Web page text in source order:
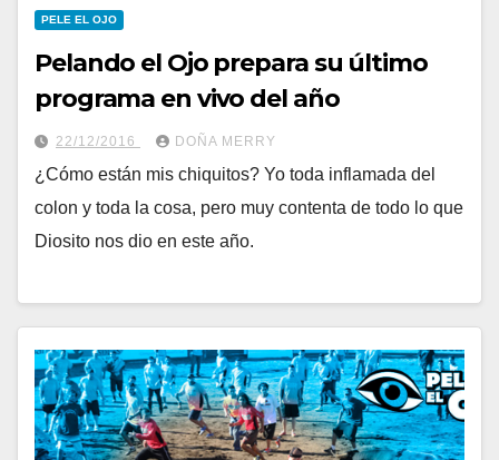
PELE EL OJO
Pelando el Ojo prepara su último
programa en vivo del año
22/12/2016 DOÑA MERRY
¿Cómo están mis chiquitos? Yo toda inflamada del
colon y toda la cosa, pero muy contenta de todo lo que
Diosito nos dio en este año.